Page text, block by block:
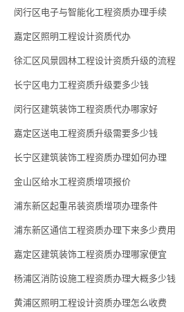
闵行区电子与智能化工程资质办理手续
嘉定区照明工程设计资质代办
徐汇区风景园林工程设计资质升级的流程
长宁区电力工程资质升级要多少钱
闵行区建筑装饰工程资质代办哪家好
嘉定区送电工程资质升级需要多少钱
长宁区建筑装饰工程资质办理如何办理
金山区给水工程资质增项报价
浦东新区起重吊装资质增项办理条件
浦东新区通信工程资质办理下来多少费用
嘉定区建筑装饰工程资质办理哪家便宜
杨浦区消防设施工程资质办理大概多少钱
黄浦区照明工程设计资质办理怎么收费